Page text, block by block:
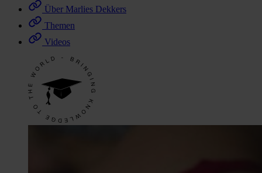
Über Marlies Dekkers
Themen
Videos